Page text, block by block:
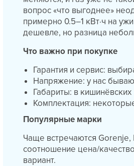
вопрос «что выгоднее»
примерно 0.5–1 кВт·ч на
дешевле, но разница
Что важно при покупке
Гарантия и сервис:
Напряжение: у нас
Габариты: в
Комплектация:
Популярные марки
Чаще встречаются
соотношение цена/
вариант.